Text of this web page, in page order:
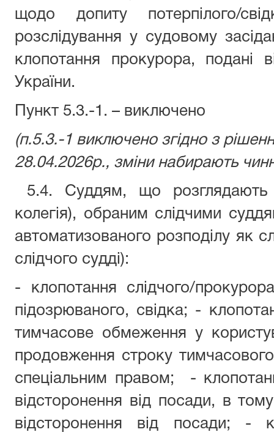
щодо допиту потерпілого/
розслідування у судовому
клопотання прокурора, подані
України.
Пункт 5.3.-1. – виключено
(п.5.3.-1 виключено згідно з
28.04.2026р., зміни набирають
5.4. Суддям, що розглядають
колегія), обраним слідчими
автоматизованого розподілу як
слідчого судді):
- клопотання слідчого/
підозрюваного, свідка; -
тимчасове обмеження у
продовження строку
спеціальним правом; -
відсторонення від посади, в
відсторонення від посади; -